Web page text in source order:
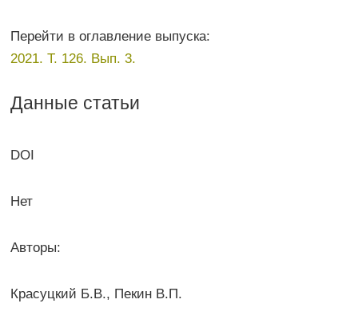
Перейти в оглавление выпуска:
2021. Т. 126. Вып. 3.
Данные статьи
DOI
Нет
Авторы:
Красуцкий Б.В., Пекин В.П.